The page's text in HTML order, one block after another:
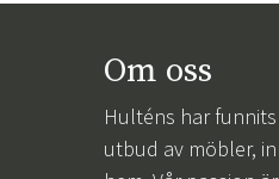
Om oss
Hulténs har
utbud av möbler,